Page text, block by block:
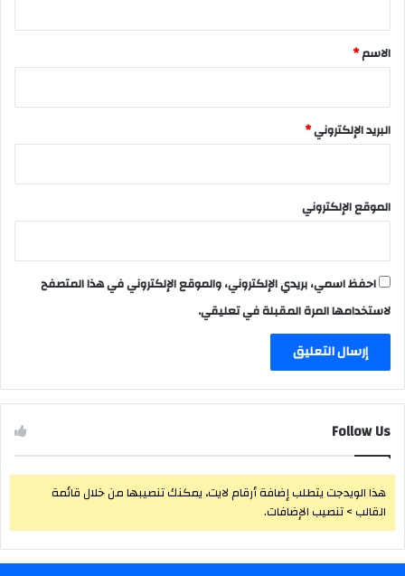
*
الاسم*
البريد الإلكتروني*
الموقع الإلكتروني
احفظ اسمي، بريدي الإلكتروني، والموقع الإلكتروني في هذا المتصفح
لاستخدامها المرة المقبلة في تعليقي.
Follow Us
هذا الويدجت يتطلب إضافة أرقام لايت، يمكنك تنصيبها من خلال قائمة
القالب > تنصيب الإضافات.